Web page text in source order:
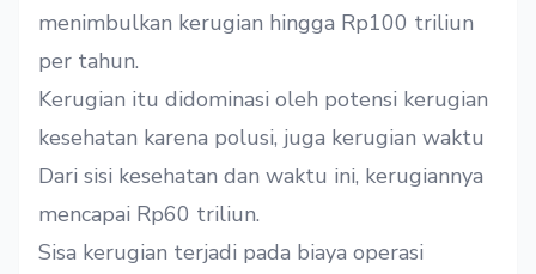
menimbulkan kerugian hingga Rp100 triliun
per tahun.
Kerugian itu didominasi oleh potensi kerugian
kesehatan karena polusi, juga kerugian waktu
Dari sisi kesehatan dan waktu ini, kerugiannya
mencapai Rp60 triliun.
Sisa kerugian terjadi pada biaya operasi